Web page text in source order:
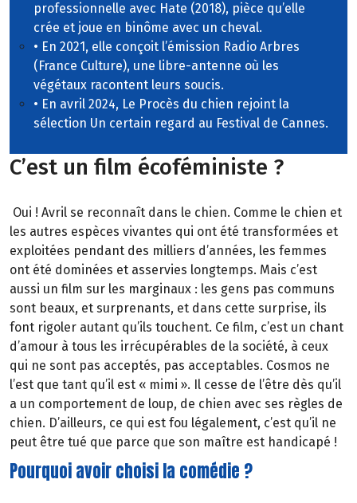
professionnelle avec Hate (2018), pièce qu’elle
crée et joue en binôme avec un cheval.
• En 2021, elle conçoit l’émission Radio Arbres
(France Culture), une libre-antenne où les
végétaux racontent leurs soucis.
• En avril 2024, Le Procès du chien rejoint la
sélection Un certain regard au Festival de Cannes.
C’est un film écoféministe ?
Oui ! Avril se reconnaît dans le chien. Comme le chien et
les autres espèces vivantes qui ont été transformées et
exploitées pendant des milliers d’années, les femmes
ont été dominées et asservies longtemps. Mais c’est
aussi un film sur les marginaux : les gens pas communs
sont beaux, et surprenants, et dans cette surprise, ils
font rigoler autant qu’ils touchent. Ce film, c’est un chant
d’amour à tous les irrécupérables de la société, à ceux
qui ne sont pas acceptés, pas acceptables. Cosmos ne
l’est que tant qu’il est « mimi ». Il cesse de l’être dès qu’il
a un comportement de loup, de chien avec ses règles de
chien. D’ailleurs, ce qui est fou légalement, c’est qu’il ne
peut être tué que parce que son maître est handicapé !
Pourquoi avoir choisi la comédie ?